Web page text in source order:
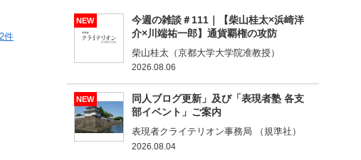
件
NEW
今週の雑談＃111｜【柴山桂太×浜崎洋
介×川端祐一郎】通貨覇権の攻防
柴山桂太（京都大学大学院准教授）
2026.08.06
NEW
同人ブログ更新」及び「表現者塾 各支
部イベント」ご案内
表現者クライテリオン事務局 （規準社）
2026.08.04